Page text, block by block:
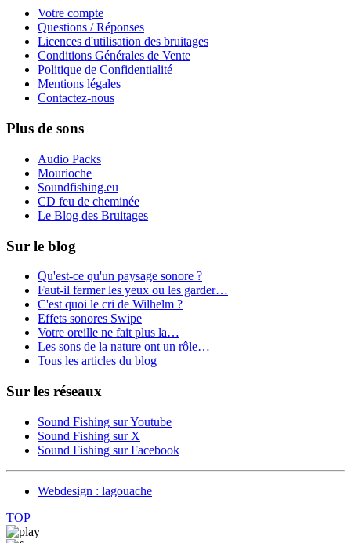
Votre compte
Questions / Réponses
Licences d'utilisation des bruitages
Conditions Générales de Vente
Politique de Confidentialité
Mentions légales
Contactez-nous
Plus de sons
Audio Packs
Mourioche
Soundfishing.eu
CD feu de cheminée
Le Blog des Bruitages
Sur le blog
Qu'est-ce qu'un paysage sonore ?
Faut-il fermer les yeux ou les garder…
C'est quoi le cri de Wilhelm ?
Effets sonores Swipe
Votre oreille ne fait plus la…
Les sons de la nature ont un rôle…
Tous les articles du blog
Sur les réseaux
Sound Fishing sur Youtube
Sound Fishing sur X
Sound Fishing sur Facebook
Webdesign : lagouache
TOP